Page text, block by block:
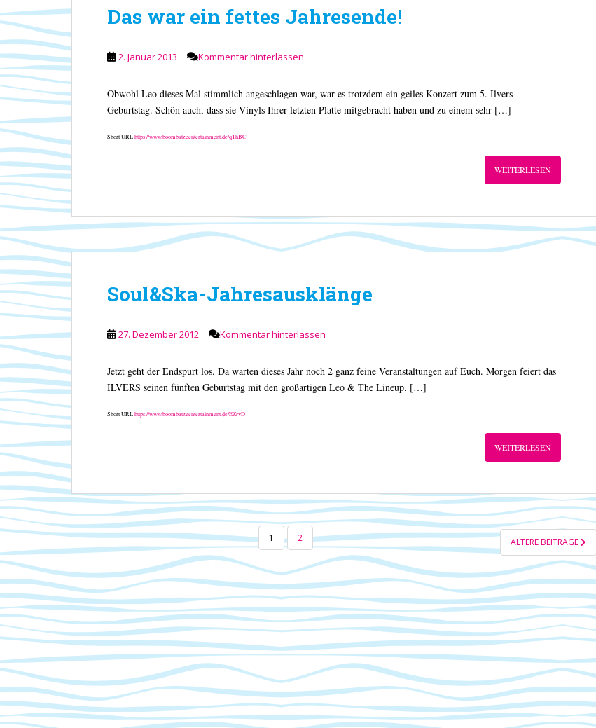
Das war ein fettes Jahresende!
2. Januar 2013 Kommentar hinterlassen
Obwohl Leo dieses Mal stimmlich angeschlagen war, war es trotzdem ein geiles Konzert zum 5. Ilvers-
Geburtstag. Schön auch, dass sie Vinyls Ihrer letzten Platte mitgebracht haben und zu einem sehr […]
Short URLhttps://www.boombatzeentertainment.de/qThBC
WEITERLESEN
Soul&Ska-Jahresausklänge
27. Dezember 2012 Kommentar hinterlassen
Jetzt geht der Endspurt los. Da warten dieses Jahr noch 2 ganz feine Veranstaltungen auf Euch. Morgen feiert das
ILVERS seinen fünften Geburtstag mit den großartigen Leo & The Lineup. […]
Short URLhttps://www.boombatzeentertainment.de/EZrvD
WEITERLESEN
SEITENNUMMERIERUNG
DER
BEITRÄGE
1 2 ÄLTERE BEITRÄGE